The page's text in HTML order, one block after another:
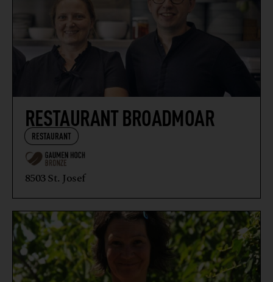
RESTAURANT BROADMOAR
RESTAURANT
8503 St. Josef